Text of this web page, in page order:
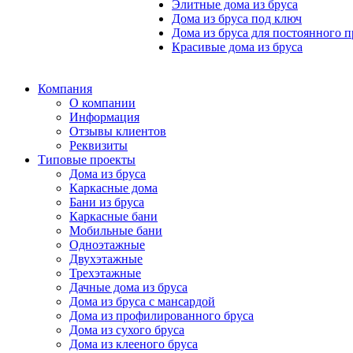
Элитные дома из бруса
Дома из бруса под ключ
Дома из бруса для постоянного
Красивые дома из бруса
Компания
О компании
Информация
Отзывы клиентов
Реквизиты
Типовые проекты
Дома из бруса
Каркасные дома
Бани из бруса
Каркасные бани
Мобильные бани
Одноэтажные
Двухэтажные
Трехэтажные
Дачные дома из бруса
Дома из бруса с мансардой
Дома из профилированного бруса
Дома из сухого бруса
Дома из клееного бруса